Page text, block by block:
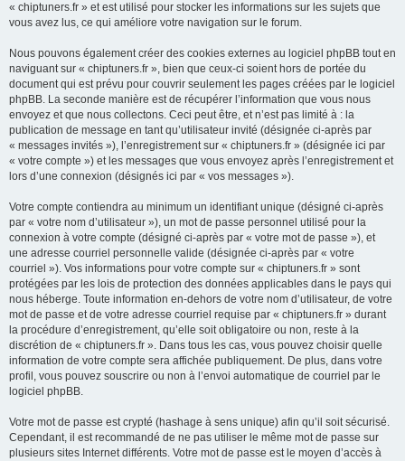
« chiptuners.fr » et est utilisé pour stocker les informations sur les sujets que
vous avez lus, ce qui améliore votre navigation sur le forum.
Nous pouvons également créer des cookies externes au logiciel phpBB tout en
naviguant sur « chiptuners.fr », bien que ceux-ci soient hors de portée du
document qui est prévu pour couvrir seulement les pages créées par le logiciel
phpBB. La seconde manière est de récupérer l’information que vous nous
envoyez et que nous collectons. Ceci peut être, et n’est pas limité à : la
publication de message en tant qu’utilisateur invité (désignée ci-après par
« messages invités »), l’enregistrement sur « chiptuners.fr » (désignée ici par
« votre compte ») et les messages que vous envoyez après l’enregistrement et
lors d’une connexion (désignés ici par « vos messages »).
Votre compte contiendra au minimum un identifiant unique (désigné ci-après
par « votre nom d’utilisateur »), un mot de passe personnel utilisé pour la
connexion à votre compte (désigné ci-après par « votre mot de passe »), et
une adresse courriel personnelle valide (désignée ci-après par « votre
courriel »). Vos informations pour votre compte sur « chiptuners.fr » sont
protégées par les lois de protection des données applicables dans le pays qui
nous héberge. Toute information en-dehors de votre nom d’utilisateur, de votre
mot de passe et de votre adresse courriel requise par « chiptuners.fr » durant
la procédure d’enregistrement, qu’elle soit obligatoire ou non, reste à la
discrétion de « chiptuners.fr ». Dans tous les cas, vous pouvez choisir quelle
information de votre compte sera affichée publiquement. De plus, dans votre
profil, vous pouvez souscrire ou non à l’envoi automatique de courriel par le
logiciel phpBB.
Votre mot de passe est crypté (hashage à sens unique) afin qu’il soit sécurisé.
Cependant, il est recommandé de ne pas utiliser le même mot de passe sur
plusieurs sites Internet différents. Votre mot de passe est le moyen d’accès à